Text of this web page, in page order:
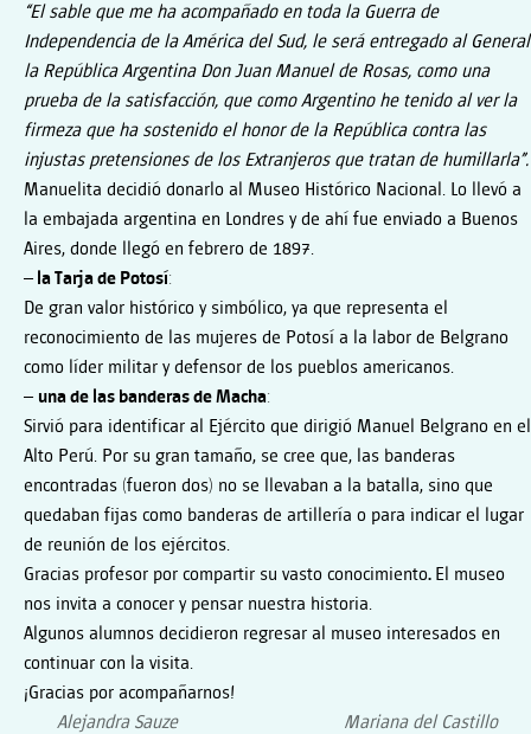
“El sable que me ha acompañado en toda la Guerra de
Independencia de la América del Sud, le será entregado al General
la República Argentina Don Juan Manuel de Rosas, como una
prueba de la satisfacción, que como Argentino he tenido al ver la
firmeza que ha sostenido el honor de la República contra las
injustas pretensiones de los Extranjeros que tratan de humillarla”.
Manuelita decidió donarlo al Museo Histórico Nacional. Lo llevó a
la embajada argentina en Londres y de ahí fue enviado a Buenos
Aires, donde llegó en febrero de 1897.
– la Tarja de Potosí:
De gran valor histórico y simbólico, ya que representa el
reconocimiento de las mujeres de Potosí a la labor de Belgrano
como líder militar y defensor de los pueblos americanos.
– una de las banderas de Macha:
Sirvió para identificar al Ejército que dirigió Manuel Belgrano en el
Alto Perú. Por su gran tamaño, se cree que, las banderas
encontradas (fueron dos) no se llevaban a la batalla, sino que
quedaban fijas como banderas de artillería o para indicar el lugar
de reunión de los ejércitos.
Gracias profesor por compartir su vasto conocimiento. El museo
nos invita a conocer y pensar nuestra historia.
Algunos alumnos decidieron regresar al museo interesados en
continuar con la visita.
¡Gracias por acompañarnos!
Alejandra Sauze Mariana del Castillo